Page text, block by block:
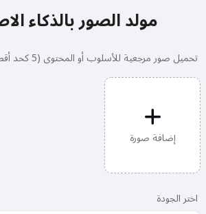
مولد الصور بالذكاء
تحميل صور مرجعية للأسلوب أو المحتوى (5 كحد أقصى)
إضافة صورة
اختر الجودة